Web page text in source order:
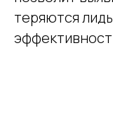
теряются